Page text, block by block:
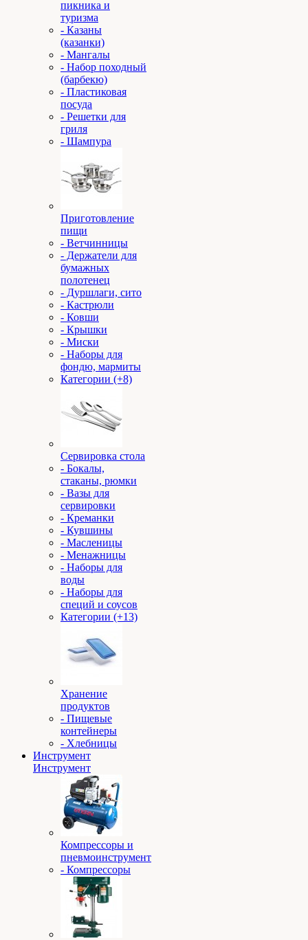
пикника и
туризма
- Казаны
(казанки)
- Мангалы
- Набор походный
(барбекю)
- Пластиковая
посуда
- Решетки для
гриля
- Шампура
Приготовление
пищи
- Ветчинницы
- Держатели для
бумажных
полотенец
- Дуршлаги, сито
- Кастрюли
- Ковши
- Крышки
- Миски
- Наборы для
фондю, мармиты
Категории (+8)
Сервировка стола
- Бокалы,
стаканы, рюмки
- Вазы для
сервировки
- Креманки
- Кувшины
- Масленицы
- Менажницы
- Наборы для
воды
- Наборы для
специй и соусов
Категории (+13)
Хранение
продуктов
- Пищевые
контейнеры
- Хлебницы
Инструмент
Инструмент
Компрессоры и
пневмоинструмент
- Компрессоры